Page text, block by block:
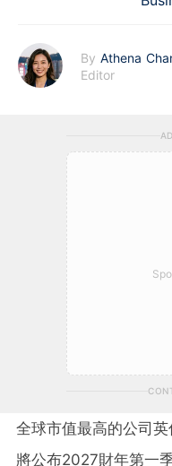
By Athena
Editor
全球市值最高的公司
將公布2027財年第一